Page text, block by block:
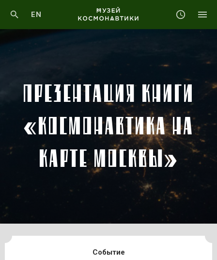
EN
ПРЕЗЕНТАЦИЯ КНИГИ
«КОСМОНАВТИКА НА
КАРТЕ МОСКВЫ»
Событие